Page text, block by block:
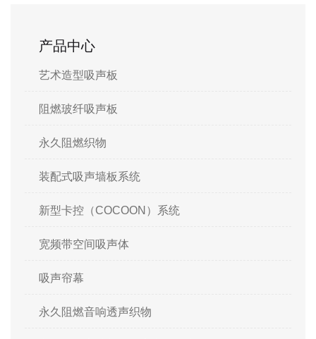
产品中心
艺术造型吸声板
阻燃玻纤吸声板
永久阻燃织物
装配式吸声墙板系统
新型卡控（COCOON）系统
宽频带空间吸声体
吸声帘幕
永久阻燃音响透声织物